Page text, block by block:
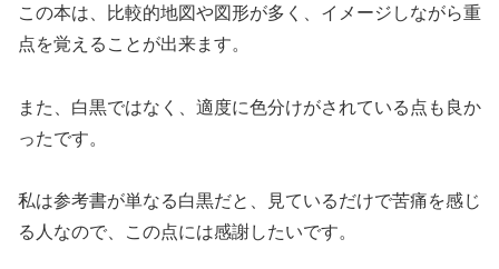
この本は、比較的地図や図形が多く、イメージしながら重
点を覚えることが出来ます。
また、白黒ではなく、適度に色分けがされている点も良か
ったです。
私は参考書が単なる白黒だと、見ているだけで苦痛を感じ
る人なので、この点には感謝したいです。